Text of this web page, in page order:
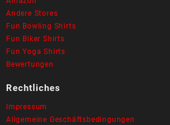
Andere Stores
Fun Bowling Shirts
Fun Biker Shirts
Fun Yoga Shirts
Bewertungen
Rechtliches
Impressum
Allgemeine Geschäftsbedingungen